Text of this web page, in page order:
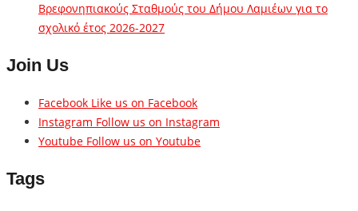
Βρεφονηπιακούς Σταθμούς του Δήμου Λαμιέων για το
σχολικό έτος 2026-2027
Join Us
Facebook Like us on Facebook
Instagram Follow us on Instagram
Youtube Follow us on Youtube
Tags